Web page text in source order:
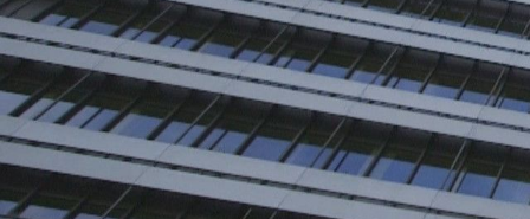
BUNDESTAGSWAHL 2025
POSITIONEN
SCHWERPUNKTTHEMEN